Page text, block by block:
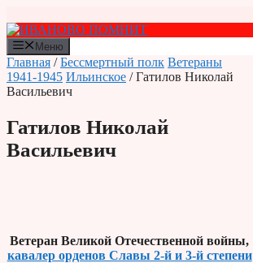
к
содержимому
Меню
Главная /Бессмертный полк Ветераны
1941-1945 Ильинское / Гатилов Николай
Васильевич
Гатилов Николай
Васильевич
Ветеран Великой Отечественной войны,
кавалер орденов Славы 2-й и 3-й степени